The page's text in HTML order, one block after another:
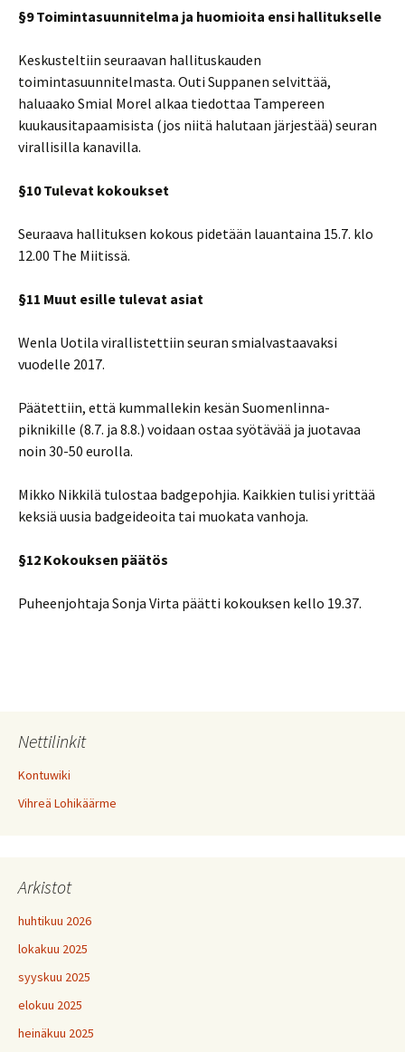
§9 Toimintasuunnitelma ja huomioita ensi hallitukselle
Keskusteltiin seuraavan hallituskauden
toimintasuunnitelmasta. Outi Suppanen selvittää,
haluaako Smial Morel alkaa tiedottaa Tampereen
kuukausitapaamisista (jos niitä halutaan järjestää) seuran
virallisilla kanavilla.
§10 Tulevat kokoukset
Seuraava hallituksen kokous pidetään lauantaina 15.7. klo
12.00 The Miitissä.
§11 Muut esille tulevat asiat
Wenla Uotila virallistettiin seuran smialvastaavaksi
vuodelle 2017.
Päätettiin, että kummallekin kesän Suomenlinna-
piknikille (8.7. ja 8.8.) voidaan ostaa syötävää ja juotavaa
noin 30-50 eurolla.
Mikko Nikkilä tulostaa badgepohjia. Kaikkien tulisi yrittää
keksiä uusia badgeideoita tai muokata vanhoja.
§12 Kokouksen päätös
Puheenjohtaja Sonja Virta päätti kokouksen kello 19.37.
Nettilinkit
Kontuwiki
Vihreä Lohikäärme
Arkistot
huhtikuu 2026
lokakuu 2025
syyskuu 2025
elokuu 2025
heinäkuu 2025